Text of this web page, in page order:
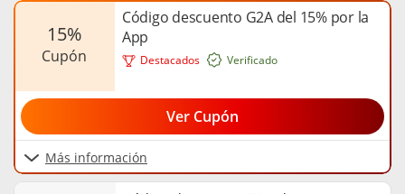
Destacados
15%
cupón
Código descuento G2A del 15% por la
App
Más información
Verificado
Ver Cupón